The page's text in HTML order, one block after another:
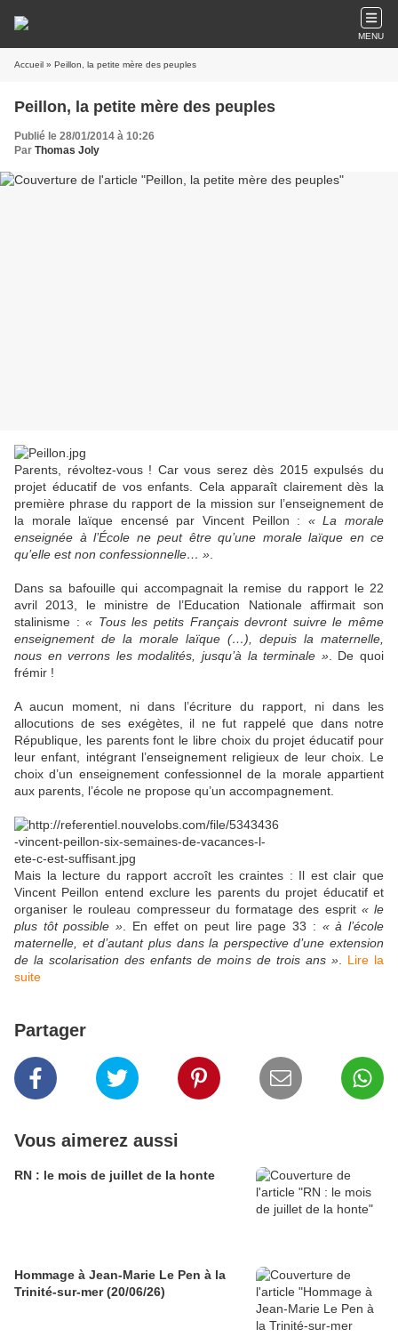
MENU
Accueil » Peillon, la petite mère des peuples
Peillon, la petite mère des peuples
Publié le 28/01/2014 à 10:26
Par Thomas Joly
Parents, révoltez-vous ! Car vous serez dès 2015 expulsés du
projet éducatif de vos enfants. Cela apparaît clairement dès la
première phrase du rapport de la mission sur l’enseignement de
la morale laïque encensé par Vincent Peillon : « La morale
enseignée à l’École ne peut être qu’une morale laïque en ce
qu’elle est non confessionnelle… »
Dans sa bafouille qui accompagnait la remise du rapport le 22
avril 2013, le ministre de l’Education Nationale affirmait son
stalinisme :« Tous les petits Français devront suivre le même
enseignement de la morale laïque (…), depuis la maternelle,
nous en verrons les modalités, jusqu’à la terminale ». De quoi
frémir !
A aucun moment, ni dans l’écriture du rapport, ni dans les
allocutions de ses exégètes, il ne fut rappelé que dans notre
République, les parents font le libre choix du projet éducatif pour
leur enfant, intégrant l’enseignement religieux de leur choix. Le
choix d’un enseignement confessionnel de la morale appartient
aux parents, l’école ne propose qu’un accompagnement.
Mais la lecture du rapport accroît les craintes : Il est clair que
Vincent Peillon entend exclure les parents du projet éducatif et
organiser le rouleau compresseur du formatage des esprit « le
plus tôt possible » . En effet on peut lire page 33 : « à l’école
maternelle, et d’autant plus dans la perspective d’une extension
de la scolarisation des enfants de moins de trois ans ». Lire la
suite
Partager
Vous aimerez aussi
RN : le mois de juillet de la honte
Hommage à Jean-Marie Le Pen à la
Trinité-sur-mer (20/06/26)